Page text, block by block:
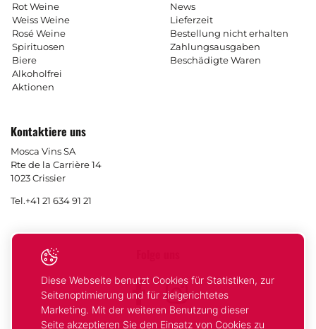
Rot Weine
Weiss Weine
Rosé Weine
Spirituosen
Biere
Alkoholfrei
Aktionen
News
Lieferzeit
Bestellung nicht erhalten
Zahlungsausgaben
Beschädigte Waren
Kontaktiere uns
Mosca Vins SA
Rte de la Carrière 14
1023 Crissier
Tel.+41 21 634 91 21
Facebook
Instagram
Diese Webseite benutzt Cookies für Statistiken, zur
Seitenoptimierung und für zielgerichtetes
Marketing. Mit der weiteren Benutzung dieser
Seite akzeptieren Sie den Einsatz von Cookies zu